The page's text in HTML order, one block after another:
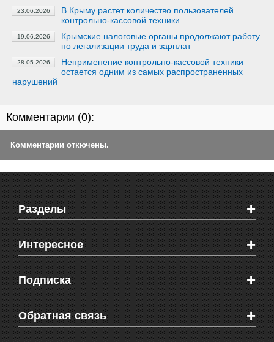
23.06.2026
В Крыму растет количество пользователей
контрольно-кассовой техники
19.06.2026
Крымские налоговые органы продолжают работу
по легализации труда и зарплат
28.05.2026
Неприменение контрольно-кассовой техники
остается одним из самых распространенных
нарушений
Комментарии (0):
Комментарии откючены.
Разделы +
Новости Феодосии
Новости Крыма
Мировые новости
Объявления
Здоровье
СМС мнения читателей
Интересное +
Видео о Феодосии
Веб-камеры Феодосии
Блоги феодосийцев
Школы Феодосии
Подписка +
Печатная версия газеты "Кафа"
RSS
Обратная связь +